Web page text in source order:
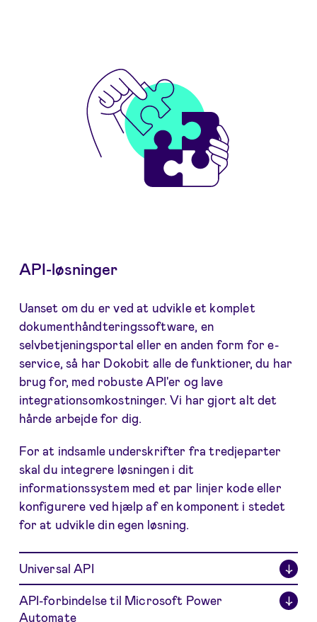
API-løsninger
Uanset om du er ved at udvikle et komplet
dokumenthåndteringssoftware, en
selvbetjeningsportal eller en anden form for e-
service, så har Dokobit alle de funktioner, du har
brug for, med robuste API'er og lave
integrationsomkostninger. Vi har gjort alt det
hårde arbejde for dig.
For at indsamle underskrifter fra tredjeparter
skal du integrere løsningen i dit
informationssystem med et par linjer kode eller
konfigurere ved hjælp af en komponent i stedet
for at udvikle din egen løsning.
Universal API ↓
API-forbindelse til Microsoft Power
Automate
↓